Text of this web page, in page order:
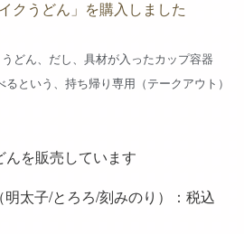
クうどん」を購入しました
うどん、だし、具材が入ったカップ容器
という、持ち帰り専用（テークアウト）
を販売しています
太子/とろろ/刻みのり）：税込